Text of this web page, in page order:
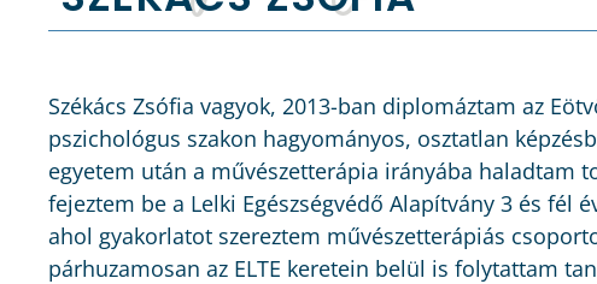
Székács Zsófia vagyok, 2013-ban diplomáztam az
pszichológus szakon hagyományos, osztatlan
egyetem után a művészetterápia irányába haladtam
fejeztem be a Lelki Egészségvédő Alapítvány 3 és fél
ahol gyakorlatot szereztem művészetterápiás
párhuzamosan az ELTE keretein belül is folytattam